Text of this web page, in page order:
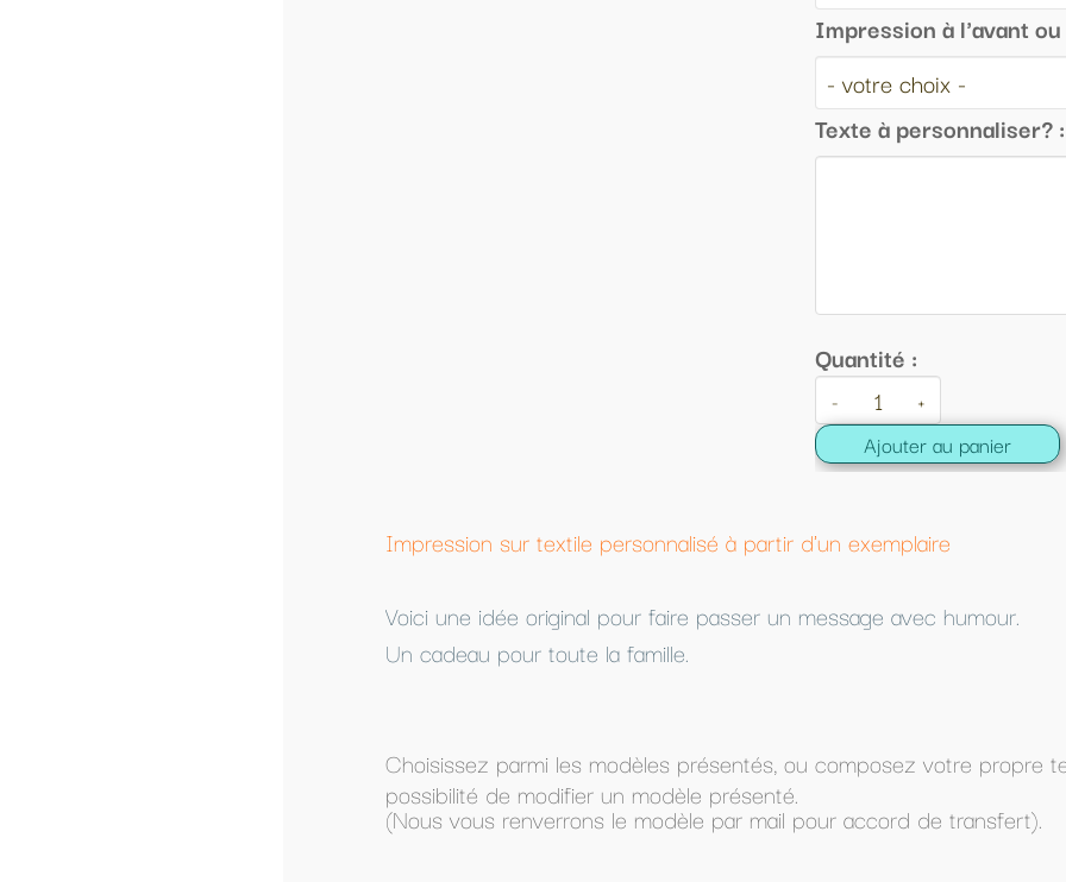
Impression à l'avant ou au dos :
Impression sur textile personnalisé à partir d'un exemplaire
Voici une idée original pour faire passer un message avec humour.
Un cadeau pour toute la famille.
Choisissez parmi les modèles présentés, ou composez votre propre texte (dans Texte à imprimer)
possibilité de modifier un modèle présenté.
(Nous vous renverrons le modèle par mail pour accord de transfert).